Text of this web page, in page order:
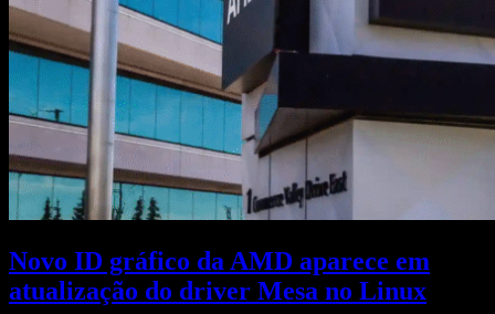
Novo ID gráfico da AMD aparece em
atualização do driver Mesa no Linux